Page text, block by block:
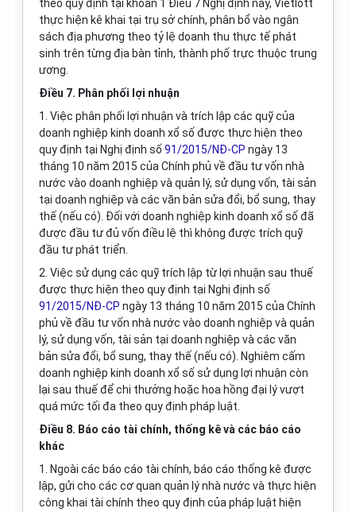
theo quy định tại khoản 1 Điều 7 Nghị định này, Vietlott
thực hiện kê khai tại trụ sở chính, phân bổ vào ngân
sách địa phương theo tỷ lệ doanh thu thực tế phát
sinh trên từng địa bàn tỉnh, thành phố trực thuộc trung
ương.
Điều 7. Phân phối lợi nhuận
1. Việc phân phối lợi nhuận và trích lập các quỹ của
doanh nghiệp kinh doanh xổ số được thực hiện theo
quy định tại Nghị định số 91/2015/NĐ-CP ngày 13
tháng 10 năm 2015 của Chính phủ về đầu tư vốn nhà
nước vào doanh nghiệp và quản lý, sử dụng vốn, tài sản
tại doanh nghiệp và các văn bản sửa đổi, bổ sung, thay
thế (nếu có). Đối với doanh nghiệp kinh doanh xổ số đã
được đầu tư đủ vốn điều lệ thì không được trích quỹ
đầu tư phát triển.
2. Việc sử dụng các quỹ trích lập từ lợi nhuận sau thuế
được thực hiện theo quy định tại Nghị định số
91/2015/NĐ-CP ngày 13 tháng 10 năm 2015 của Chính
phủ về đầu tư vốn nhà nước vào doanh nghiệp và quản
lý, sử dụng vốn, tài sản tại doanh nghiệp và các văn
bản sửa đổi, bổ sung, thay thế (nếu có). Nghiêm cấm
doanh nghiệp kinh doanh xổ số sử dụng lợi nhuận còn
lại sau thuế để chi thưởng hoặc hoa hồng đại lý vượt
quá mức tối đa theo quy định pháp luật.
Điều 8. Báo cáo tài chính, thống kê và các báo cáo
khác
1
Ngoài các báo cáo tài chính, báo cáo thống kê được
lập, gửi cho các cơ quan quản lý nhà nước và thực hiện
công khai tài chính theo quy định của pháp luật hiện